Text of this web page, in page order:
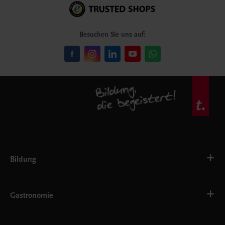
Besuchen Sie uns auf:
Bildung
Ernährung
Gastronomie